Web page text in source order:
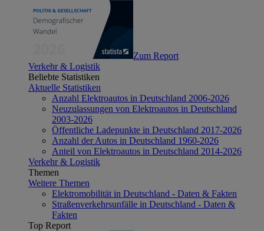
Zum Report
Verkehr & Logistik
Beliebte Statistiken
Aktuelle Statistiken
Anzahl Elektroautos in Deutschland 2006-2026
Neuzulassungen von Elektroautos in Deutschland
2003-2026
Öffentliche Ladepunkte in Deutschland 2017-2026
Anzahl der Autos in Deutschland 1960-2026
Anteil von Elektroautos in Deutschland 2014-2026
Verkehr & Logistik
Themen
Weitere Themen
Elektromobilität in Deutschland - Daten & Fakten
Straßenverkehrsunfälle in Deutschland - Daten &
Fakten
Top Report